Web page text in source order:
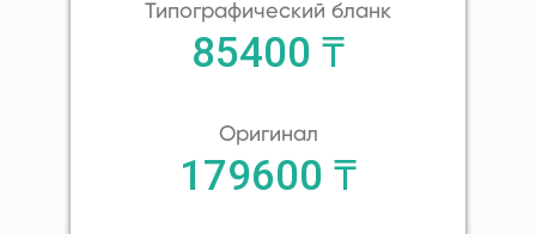
Типографический бланк
85400 ₸
Оригинал
179600 ₸